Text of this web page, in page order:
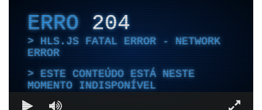
ERRO204
HLS.JS FATAL ERROR - NETWORK
ERROR
ESTE CONTEÚDO ESTÁ NESTE
MOMENTO INDISPONÍVEL